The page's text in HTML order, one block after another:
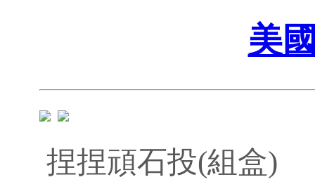
美
捏捏頑石投(組盒)